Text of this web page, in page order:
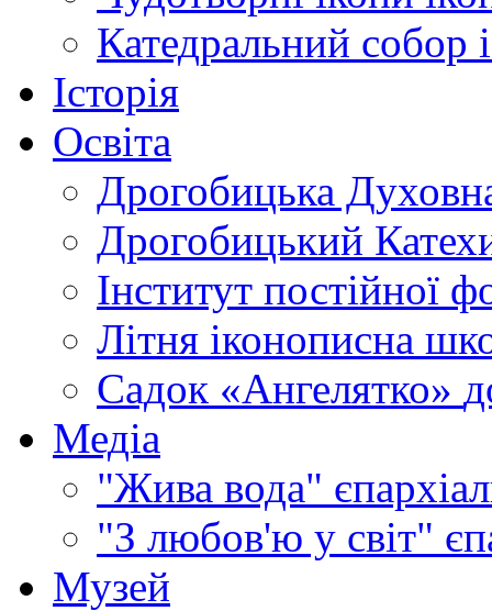
Катедральний собор
Історія
Освіта
Дрогобицька
Дрогобицький
Інститут постійної
Літня іконописна
Садок «Ангелятко»
Медіа
"Жива вода"
"З любов'ю у світ"
Музей